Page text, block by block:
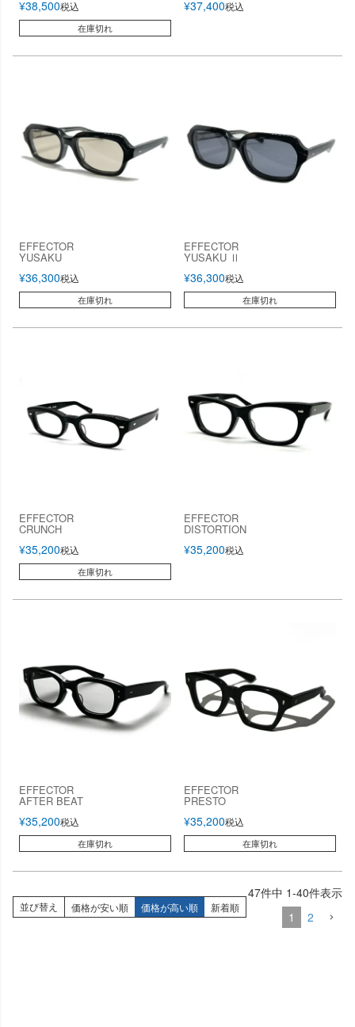
¥38,500税込
在庫切れ
¥37,400税込
EFFECTOR
YUSAKU
¥36,300税込
在庫切れ
EFFECTOR
YUSAKU Ⅱ
¥36,300税込
在庫切れ
EFFECTOR
CRUNCH
¥35,200税込
在庫切れ
EFFECTOR
DISTORTION
¥35,200税込
EFFECTOR
AFTER BEAT
¥35,200税込
在庫切れ
EFFECTOR
PRESTO
¥35,200税込
在庫切れ
並び替え 価格が安い順 価格が高い順 新着順
47件中 1-40件表示
1
2